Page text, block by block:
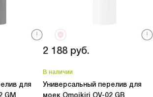
для
GM
2 188 руб.
В наличии
Универсальный перелив для
моек Omoikiri OV-02 GB